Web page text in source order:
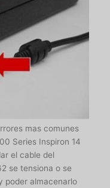
mas comunes
Series Inspiron 14
el cable del
se tensiona o se
poder almacenarlo